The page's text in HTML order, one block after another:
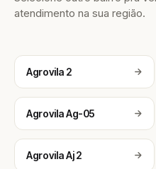
atendimento na sua região.
Agrovila 2
Agrovila Ag-05
Agrovila Aj 2